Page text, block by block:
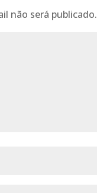
não será publicado.